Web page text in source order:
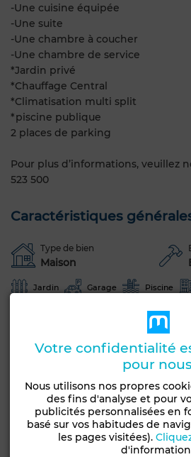
-Une cuisine équipée
-Une suite
-Une chambre à coucher
-Une chambre de service
*Jardin privé
*Chauffage Central
*Climatisation multi split
*piscine publique
2 places de parking
Pour plus d’informations, veuillez
523 500
Caractéristiques
Type de bien
Maison
Jardin Garage Piscine
Chauffage central
Voir plus de photos
Votre confidentialité
pour
Nous utilisons nos propres
des fins d'analyse et pour
publicités personnalisées en
basé sur vos habitudes de
les pages visitées).